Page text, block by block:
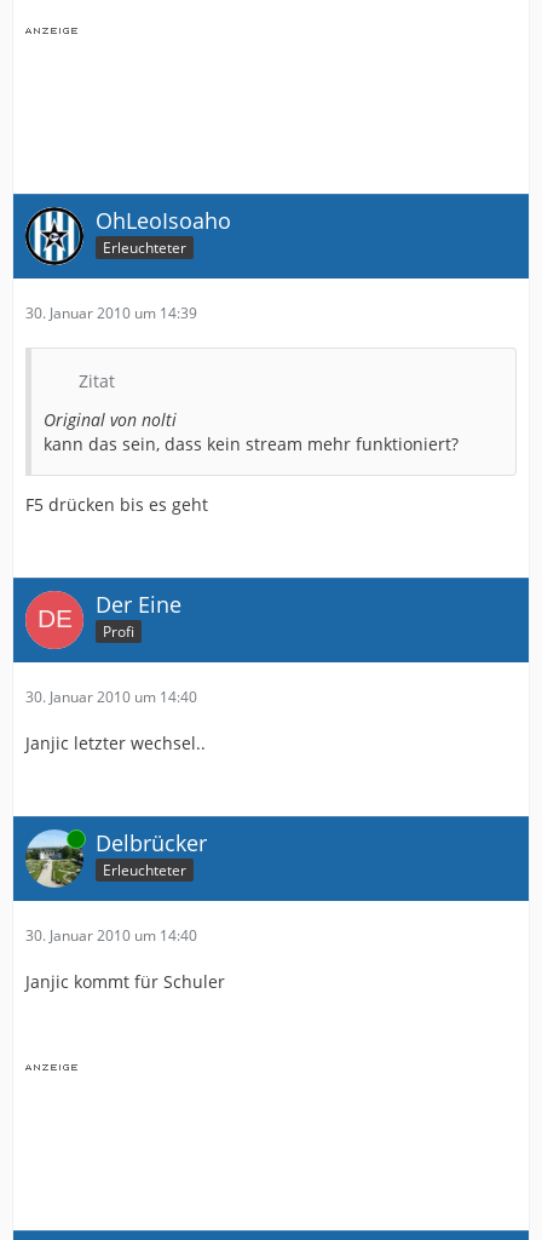
OhLeoIsoaho
Erleuchteter
30. Januar 2010 um 14:39
Zitat
Original von nolti
kann das sein, dass kein stream mehr funktioniert?
F5 drücken bis es geht
Der Eine
Profi
30. Januar 2010 um 14:40
Janjic letzter wechsel..
Online Delbrücker
Erleuchteter
30. Januar 2010 um 14:40
Janjic kommt für Schuler